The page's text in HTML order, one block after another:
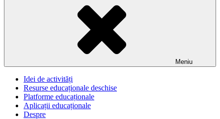
Meniu
Idei de activități
Resurse educaționale deschise
Platforme educaționale
Aplicații educaționale
Despre